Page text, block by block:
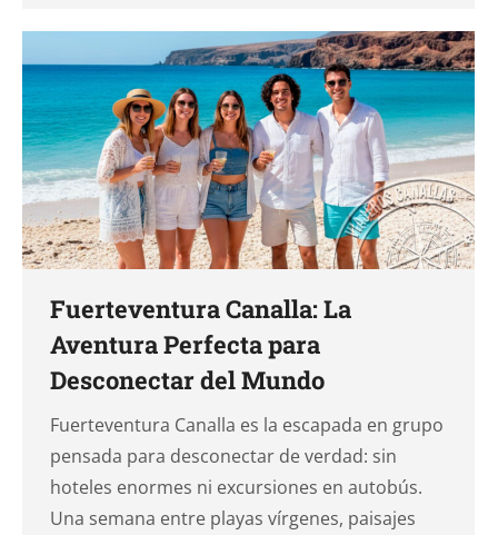
Fuerteventura Canalla: La
Aventura Perfecta para
Desconectar del Mundo
Fuerteventura Canalla es la escapada en grupo
pensada para desconectar de verdad: sin
hoteles enormes ni excursiones en autobús.
Una semana entre playas vírgenes, paisajes